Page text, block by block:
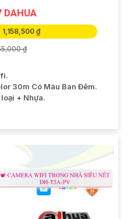
DAHUA
₫
₫
30m Có Màu Ban Ðêm.
+ Nhựa.